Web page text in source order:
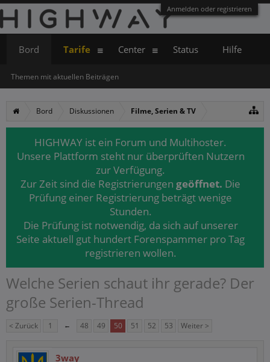
Anmelden oder registrieren
Bord Diskussionen Filme, Serien & TV
HIGHWAY ist ein Forum und Multihoster.
Unsere Plattform steht nur überprüften Nutzern
zur Verfügung.
Zur Zeit sind die Registrierungen geöffnet. Die
Prüfung einer Registrierung beträgt wenige
Stunden.
Die Prüfung ist notwendig, da sich auf unserer
Seite aktuell gut hundert Forenspammer pro Tag
registrieren wollen.
Welche Serien schaut ihr gerade? Der
große Serien-Thread
< Zurück 1 ← 48 49 50 51 52 53 Weiter >
3way
Bord
Themen mit aktuellen Beiträgen
Tarife Center Status Hilfe